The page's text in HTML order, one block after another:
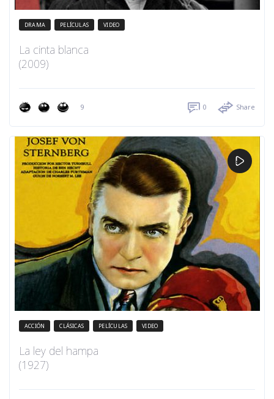
DRAMA PELÍCULAS VIDEO
La cinta blanca
(2009)
9 0 Share
ACCIÓN CLÁSICAS PELÍCULAS VIDEO
La ley del hampa
(1927)